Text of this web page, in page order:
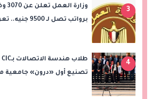
3
برواتب تصل لـ
4
تصنيع أول «درون» جامعية